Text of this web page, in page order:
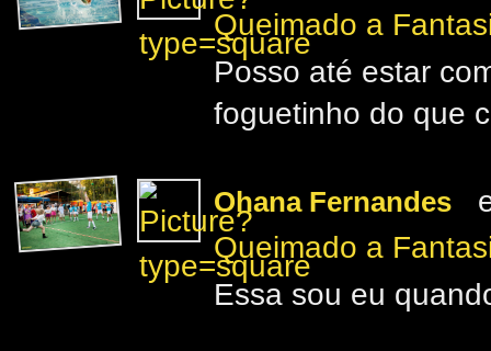
Queimado a
Posso até estar
foguetinho do que
Ohana Fernandes
Queimado a
Essa sou eu